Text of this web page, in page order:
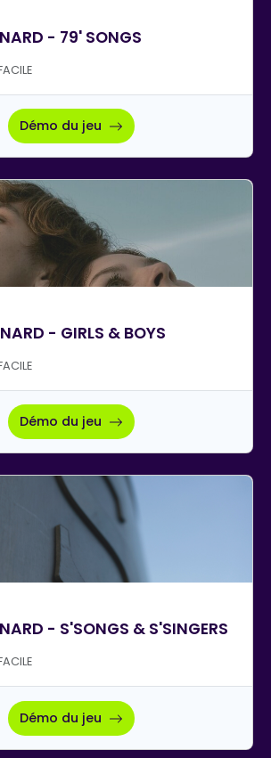
- 79' SONGS
Démo du jeu
- GIRLS & BOYS
Démo du jeu
- S'SONGS & S'SINGERS
Démo du jeu